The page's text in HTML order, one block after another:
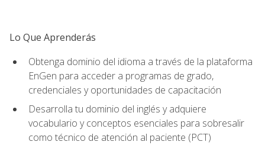
Lo Que Aprenderás
Obtenga dominio del idioma a través de la plataforma
EnGen para acceder a programas de grado,
credenciales y oportunidades de capacitación
Desarrolla tu dominio del inglés y adquiere
vocabulario y conceptos esenciales para sobresalir
como técnico de atención al paciente (PCT)